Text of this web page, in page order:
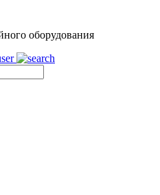
оборудования